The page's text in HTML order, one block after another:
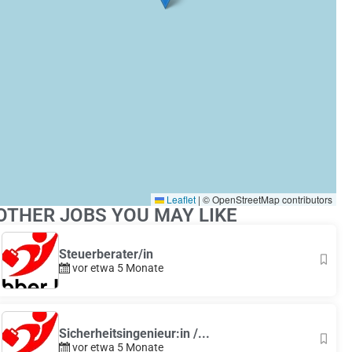
Leaflet | © OpenStreetMap contributors
JOBS YOU MAY LIKE
Steuerberater/in
vor etwa 5 Monate
Sicherheitsingenieur:in /...
vor etwa 5 Monate